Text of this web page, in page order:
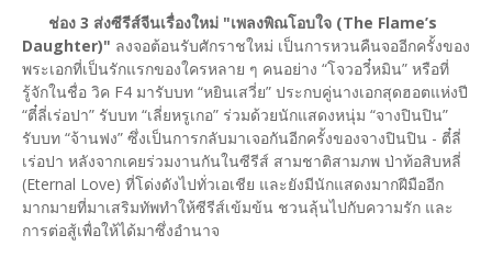
ช่อง 3 ส่งซีรีส์จีนเรื่องใหม่ "เพลงพิณโอบใจ (The Flame’s
Daughter)" ลงจอต้อนรับศักราชใหม่ เป็นการหวนคืนจออีกครั้งของ
พระเอกที่เป็นรักแรกของใครหลาย ๆ คนอย่าง “โจวอวี๋หมิน” หรือที่
รู้จักในชื่อ วิค F4 มารับบท “หยินเสวี่ย” ประกบคู่นางเอกสุดฮอตแห่งปี
“ตี๋ลี่เร่อปา” รับบท “เลี่ยหรูเกอ” ร่วมด้วยนักแสดงหนุ่ม “จางปินปิน”
รับบท “จ้านฟง” ซึ่งเป็นการกลับมาเจอกันอีกครั้งของจางปินปิน - ตี๋ลี่
เร่อปา หลังจากเคยร่วมงานกันในซีรีส์ สามชาติสามภพ ป่าท้อสิบหลี่
(Eternal Love) ที่โด่งดังไปทั่วเอเชีย และยังมีนักแสดงมากฝีมืออีก
มากมายที่มาเสริมทัพทำให้ซีรีส์เข้มข้น ชวนลุ้นไปกับความรัก และ
การต่อสู้เพื่อให้ได้มาซึ่งอำนาจ